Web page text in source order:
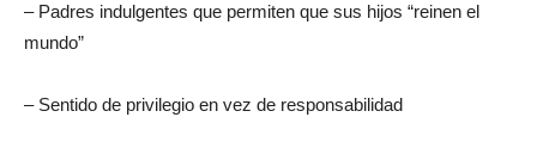
– Padres indulgentes que permiten que sus hijos “reinen el
mundo”
– Sentido de privilegio en vez de responsabilidad